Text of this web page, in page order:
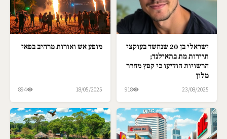
ישראלי בן 20 שנחשד בעוקצי
תיירות מת בתאילנד;
הרשויות הודיעו כי קפץ מחדר
מלון
23/08/2025
918
מופע אש ואורות מרהיב בפאי
18/05/2025
894